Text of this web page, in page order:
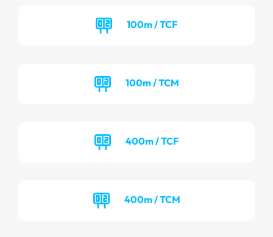
100m / TCF
100m / TCM
400m / TCF
400m / TCM